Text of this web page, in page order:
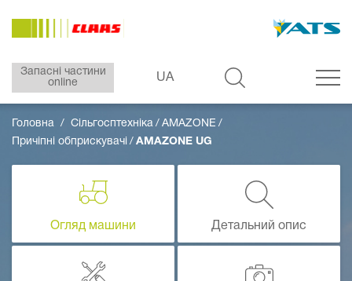
Запасні частини
online
UA
Головна Сільгосптехніка
AMAZONE
Причіпні обприскувачі
AMAZONE UG
Огляд машини Детальний опис